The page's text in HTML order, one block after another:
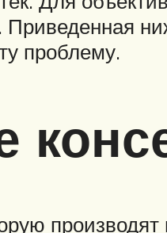
Приведенная
проблему.